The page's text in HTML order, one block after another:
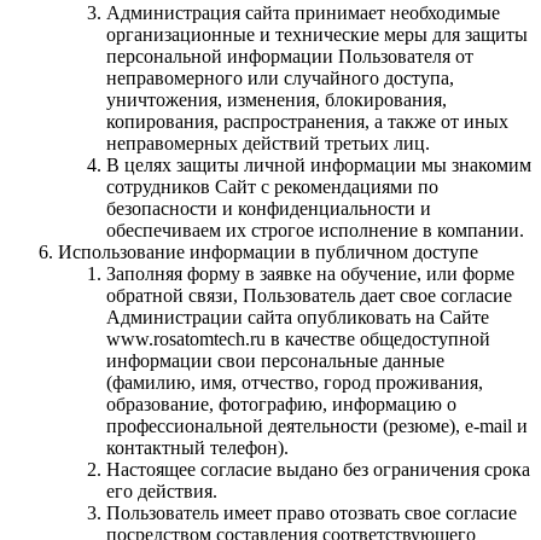
Администрация сайта принимает необходимые
организационные и технические меры для защиты
персональной информации Пользователя от
неправомерного или случайного доступа,
уничтожения, изменения, блокирования,
копирования, распространения, а также от иных
неправомерных действий третьих лиц.
В целях защиты личной информации мы знакомим
сотрудников Сайт с рекомендациями по
безопасности и конфиденциальности и
обеспечиваем их строгое исполнение в компании.
Использование информации в публичном доступе
Заполняя форму в заявке на обучение, или форме
обратной связи, Пользователь дает свое согласие
Администрации сайта опубликовать на Сайте
www.rosatomtech.ru в качестве общедоступной
информации свои персональные данные
(фамилию, имя, отчество, город проживания,
образование, фотографию, информацию о
профессиональной деятельности (резюме), e-mail и
контактный телефон).
Настоящее согласие выдано без ограничения срока
его действия.
Пользователь имеет право отозвать свое согласие
посредством составления соответствующего